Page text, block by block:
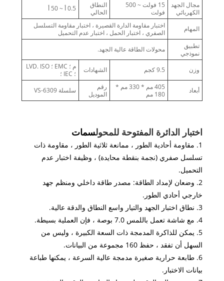
مجال الجهد
الكهربائي
15 فولت ~ 500
فولت
النطاق
الحالي
0.5 أ ~ 50 أ
المهام
اختبار مقاومة الدارة القصيرة ، اختبار مقاومة التسلسل
الصفري ، اختبار الحمل ، اختبار عدم التحميل
تطبيق
نموذجي
محولات الطاقة عالية الجهد.
وزن 9.5 كجم الشهادات
م ؛ EMC ؛ LVD. ISO
؛ IEC ؛
أبعاد
405 مم * 330 مم *
180 مم
رقم
الموديل
سلسلة VS-6309
اختبار الدائرة المفتوحة للمحولسمات
1. مقاومة أحادية الطور ، ممانعة ثلاثية الطور ، مقاومة ذات
تسلسل صفري (نجمة بنقطة محايدة) ، وظيفة اختبار عدم
التحميل.
2. وضعان لإمداد الطاقة: مصدر طاقة داخلي ومنظم جهد
خارجي أحادي الطور.
3. نطاق اختبار الجهد والتيار واسع النطاق والدقة عالية.
4. مع شاشة تعمل باللمس 7.0 بوصة ، فإن العملية بسيطة.
5. يمكن للذاكرة المدمجة ذات السعة الكبيرة ، وليس من
السهل أن تفقد ، حفظ 160 مجموعة من البيانات.
6. طابعة حرارية صغيرة مدمجة عالية السرعة ، يمكنها طباعة
بيانات الاختبار.